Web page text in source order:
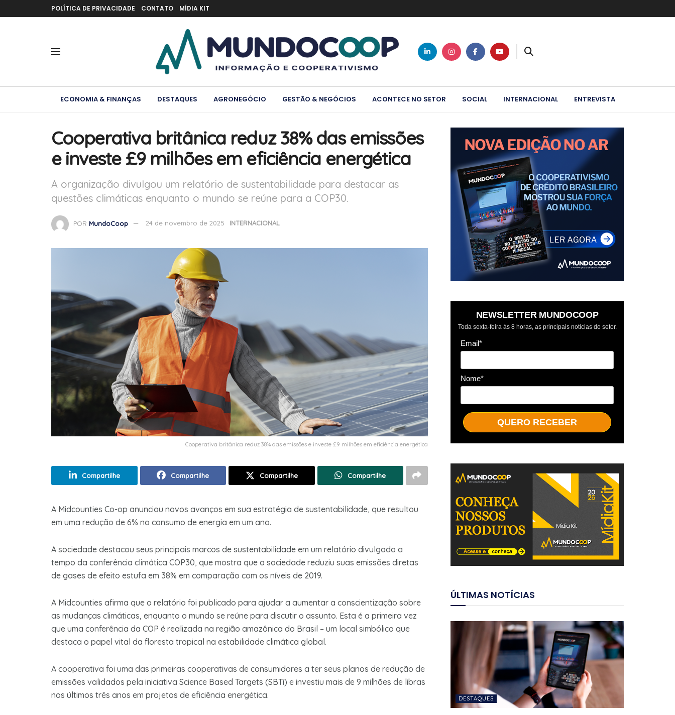
POLÍTICA DE PRIVACIDADE CONTATO MÍDIA KIT
ECONOMIA & FINANÇAS DESTAQUES AGRONEGÓCIO GESTÃO & NEGÓCIOS ACONTECE NO SETOR SOCIAL INTERNACIONAL ENTREVISTA
Cooperativa britânica reduz 38% das emissões
e investe £9 milhões em eficiência energética
A organização divulgou um relatório de sustentabilidade para destacar as
questões climáticas enquanto o mundo se reúne para a COP30.
POR MundoCoop 24 de novembro de 2025 INTERNACIONAL
Cooperativa britânica reduz 38% das emissões e investe £9 milhões em eficiência energética
Compartilhe Compartilhe Compartilhe Compartilhe
A Midcounties Co-op anunciou novos avanços em sua estratégia de sustentabilidade, que resultou
em uma redução de 6% no consumo de energia em um ano.
A sociedade destacou seus principais marcos de sustentabilidade em um relatório divulgado a
tempo da conferência climática COP30, que mostra que a sociedade reduziu suas emissões diretas
de gases de efeito estufa em 38% em comparação com os níveis de 2019.
A Midcounties afirma que o relatório foi publicado para ajudar a aumentar a conscientização sobre
as mudanças climáticas, enquanto o mundo se reúne para discutir o assunto. Esta é a primeira vez
que uma conferência da COP é realizada na região amazônica do Brasil – um local simbólico que
destaca o papel vital da floresta tropical na estabilidade climática global.
A cooperativa foi uma das primeiras cooperativas de consumidores a ter seus planos de redução de
emissões validados pela iniciativa Science Based Targets (SBTi) e investiu mais de 9 milhões de libras
nos últimos três anos em projetos de eficiência energética.
NEWSLETTER MUNDOCOOP
Toda sexta-feira às 8 horas, as principais notícias do setor.
Email*
Nome*
QUERO RECEBER
ÚLTIMAS NOTÍCIAS
DESTAQUES